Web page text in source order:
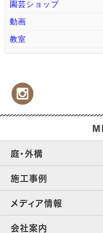
園芸ショップ
動画
教室
庭・外構
施工事例
メディア情報
会社案内